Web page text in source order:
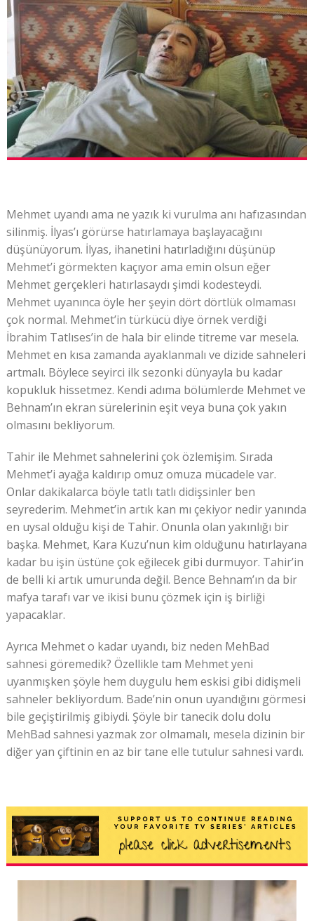
Mehmet uyandı ama ne yazık ki vurulma anı hafızasından
silinmiş. İlyas’ı görürse hatırlamaya başlayacağını
düşünüyorum. İlyas, ihanetini hatırladığını düşünüp
Mehmet’i görmekten kaçıyor ama emin olsun eğer
Mehmet gerçekleri hatırlasaydı şimdi kodesteydi.
Mehmet uyanınca öyle her şeyin dört dörtlük olmaması
çok normal. Mehmet’in türkücü diye örnek verdiği
İbrahim Tatlıses’in de hala bir elinde titreme var mesela.
Mehmet en kısa zamanda ayaklanmalı ve dizide sahneleri
artmalı. Böylece seyirci ilk sezonki dünyayla bu kadar
kopukluk hissetmez. Kendi adıma bölümlerde Mehmet ve
Behnam’ın ekran sürelerinin eşit veya buna çok yakın
olmasını bekliyorum.
Tahir ile Mehmet sahnelerini çok özlemişim. Sırada
Mehmet’i ayağa kaldırıp omuz omuza mücadele var.
Onlar dakikalarca böyle tatlı tatlı didişsinler ben
seyrederim. Mehmet’in artık kan mı çekiyor nedir yanında
en uysal olduğu kişi de Tahir. Onunla olan yakınlığı bir
başka. Mehmet, Kara Kuzu’nun kim olduğunu hatırlayana
kadar bu işin üstüne çok eğilecek gibi durmuyor. Tahir’in
de belli ki artık umurunda değil. Bence Behnam’ın da bir
mafya tarafı var ve ikisi bunu çözmek için iş birliği
yapacaklar.
Ayrıca Mehmet o kadar uyandı, biz neden MehBad
sahnesi göremedik? Özellikle tam Mehmet yeni
uyanmışken şöyle hem duygulu hem eskisi gibi didişmeli
sahneler bekliyordum. Bade’nin onun uyandığını görmesi
bile geçiştirilmiş gibiydi. Şöyle bir tanecik dolu dolu
MehBad sahnesi yazmak zor olmamalı, mesela dizinin bir
diğer yan çiftinin en az bir tane elle tutulur sahnesi vardı.